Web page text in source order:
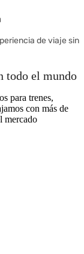
de viaje sin
todo el mundo
para trenes,
con más de
mercado